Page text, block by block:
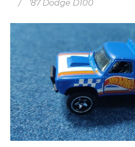
'87 Dodge D100